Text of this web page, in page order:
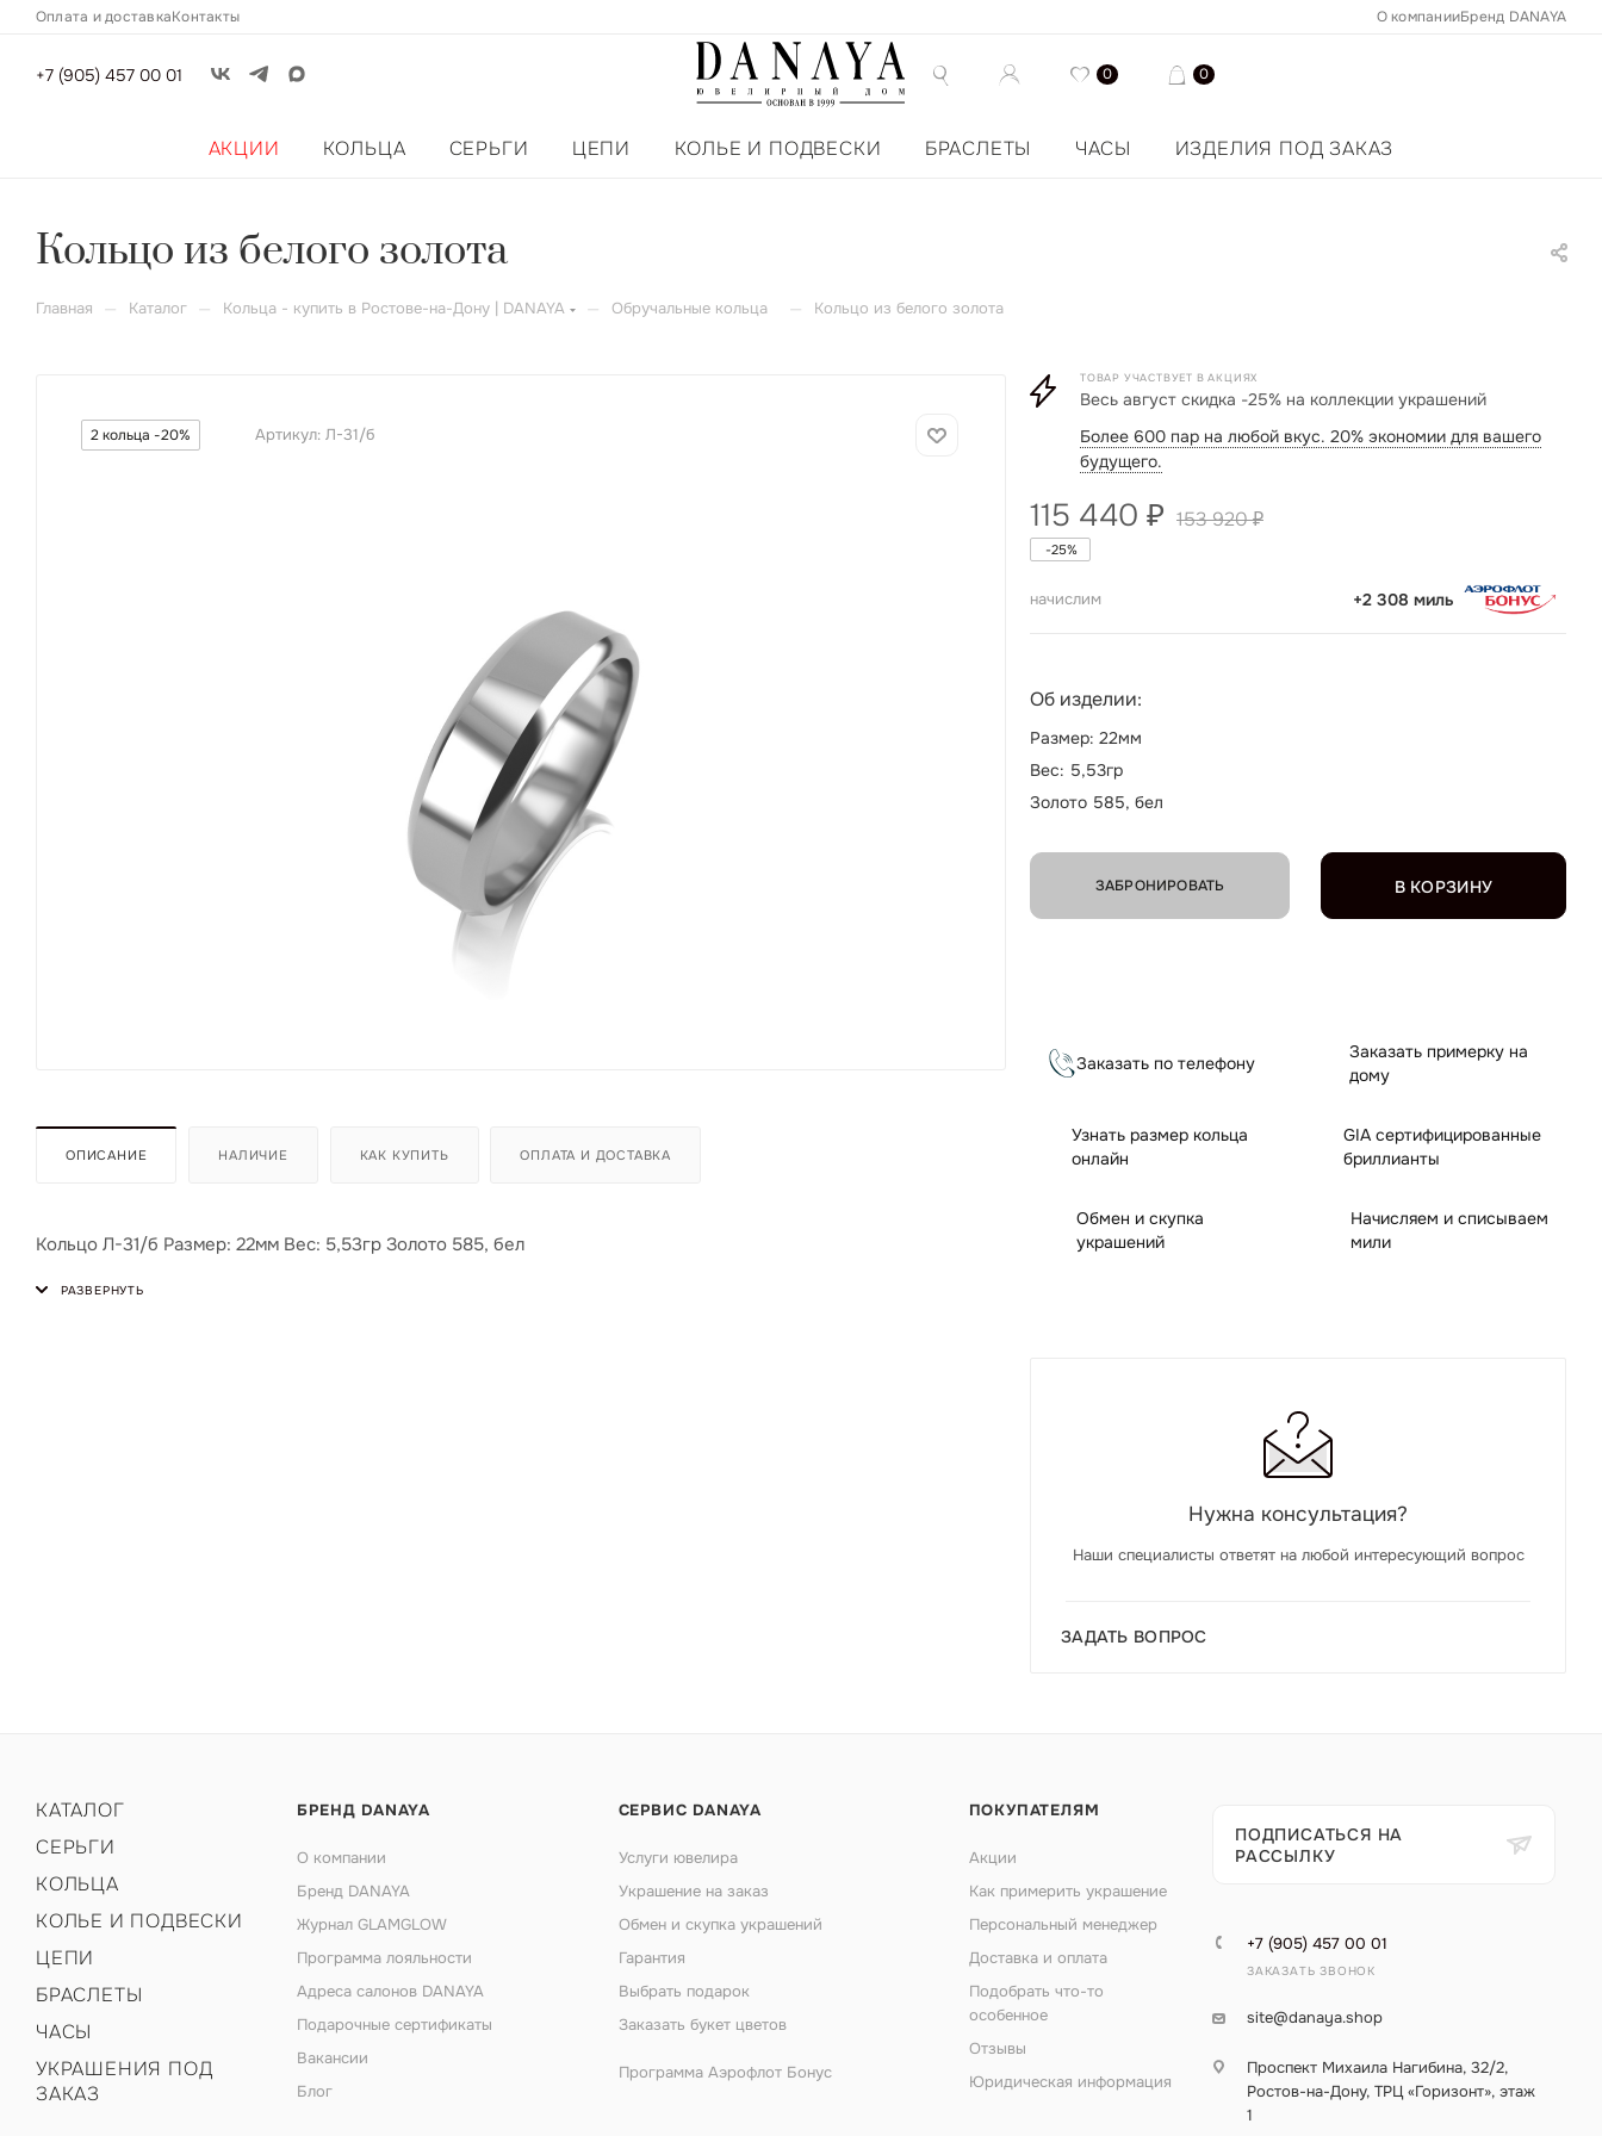
Оплата и доставкаКонтакты О компанииБренд DANAYA
+7 (905) 457 00 01 0 0
АКЦИИ КОЛЬЦА СЕРЬГИ ЦЕПИ КОЛЬЕ И ПОДВЕСКИ БРАСЛЕТЫ ЧАСЫ ИЗДЕЛИЯ ПОД ЗАКАЗ
Кольцо из белого золота
Главная — Каталог — Кольца - купить в Ростове-на-Дону | DANAYA — Обручальные кольца — Кольцо из белого золота
2 кольца -20% Артикул: Л-31/б
ОПИСАНИЕ НАЛИЧИЕ КАК КУПИТЬ ОПЛАТА И ДОСТАВКА
Кольцо Л-31/б Размер: 22мм Вес: 5,53гр Золото 585, бел
ТОВАР УЧАСТВУЕТ В АКЦИЯХ
Весь август скидка -25% на коллекции украшений
Более 600 пар на любой вкус. 20% экономии для вашего
будущего.
115 440 ₽ 153 920₽
-25%
начислим +2 308 миль
В КОРЗИНУ
Об изделии:
Размер: 22мм
Вес: 5,53гр
Золото 585, бел
ЗАБРОНИРОВАТЬ
Заказать по телефону
Заказать примерку на
дому
Узнать размер кольца
онлайн
GIA сертифицированные
бриллианты
Обмен и скупка
украшений
Начисляем и списываем
мили
Нужна консультация?
Наши специалисты ответят на любой интересующий вопрос
ЗАДАТЬ ВОПРОС
КАТАЛОГ
СЕРЬГИ
КОЛЬЦА
КОЛЬЕ И ПОДВЕСКИ
ЦЕПИ
БРАСЛЕТЫ
ЧАСЫ
УКРАШЕНИЯ ПОД
ЗАКАЗ
БРЕНД DANAYA
О компании
Бренд DANAYA
Журнал GLAMGLOW
Программа лояльности
Адреса салонов DANAYA
Подарочные сертификаты
Вакансии
Блог
СЕРВИС DANAYA
Услуги ювелира
Украшение на заказ
Обмен и скупка украшений
Гарантия
Выбрать подарок
Заказать букет цветов
Программа Аэрофлот Бонус
ПОКУПАТЕЛЯМ
Акции
Как примерить украшение
Персональный менеджер
Доставка и оплата
Подобрать что-то
особенное
Отзывы
Юридическая информация
ПОДПИСАТЬСЯ НА
РАССЫЛКУ
+7 (905) 457 00 01
ЗАКАЗАТЬ ЗВОНОК
site@danaya.shop
Проспект Михаила Нагибина, 32/2,
Ростов-на-Дону, ТРЦ «Горизонт», этаж
1